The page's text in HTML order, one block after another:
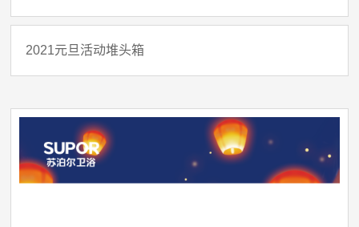
2021元旦活动堆头箱